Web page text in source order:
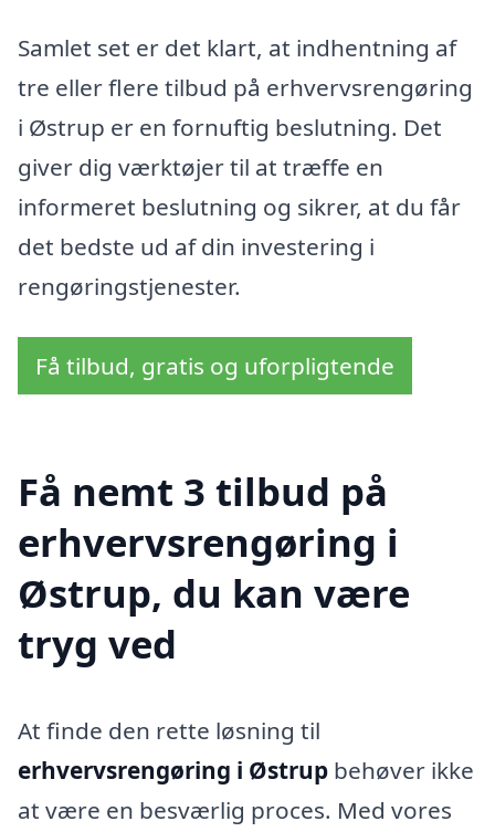
Samlet set er det klart, at indhentning af
tre eller flere tilbud på erhvervsrengøring
i Østrup er en fornuftig beslutning. Det
giver dig værktøjer til at træffe en
informeret beslutning og sikrer, at du får
det bedste ud af din investering i
rengøringstjenester.
Få tilbud, gratis og uforpligtende
Få nemt 3 tilbud på
erhvervsrengøring i
Østrup, du kan være
tryg ved
At finde den rette løsning til
erhvervsrengøring i Østrup behøver ikke
at være en besværlig proces. Med vores